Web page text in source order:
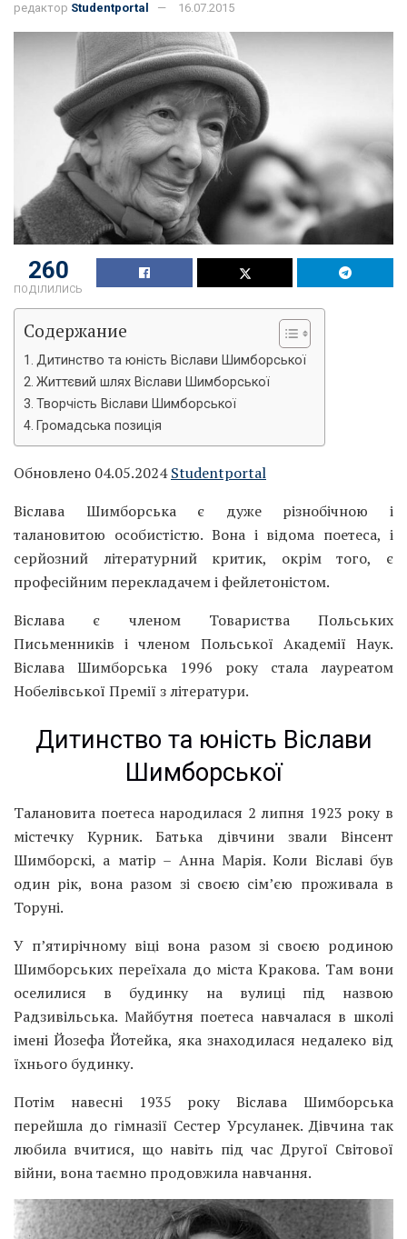
редактор Studentportal 16.07.2015
260
ПОДІЛИЛИСЬ
Содержание
Дитинство та юність Віслави Шимборської
Життєвий шлях Віслави Шимборської
Творчість Віслави Шимборської
Громадська позиція
Обновлено 04.05.2024Studentportal
Віслава Шимборська є дуже різнобічною і
талановитою особистістю. Вона і відома поетеса, і
серйозний літературний критик, окрім того, є
професійним перекладачем і фейлетоністом.
Віслава є членом Товариства Польських
Письменників і членом Польської Академії Наук.
Віслава Шимборська 1996 року стала лауреатом
Нобелівської Премії з літератури.
Дитинство та юність Віслави
Шимборської
Талановита поетеса народилася 2 липня 1923 року в
містечку Курник. Батька дівчини звали Вінсент
Шимборскі, а матір – Анна Марія. Коли Віславі був
один рік, вона разом зі своєю сім’єю проживала в
Торуні.
У п’ятирічному віці вона разом зі своєю родиною
Шимборських переїхала до міста Кракова. Там вони
оселилися в будинку на вулиці під назвою
Радзивільська. Майбутня поетеса навчалася в школі
імені Йозефа Йотейка, яка знаходилася недалеко від
їхнього будинку.
Потім навесні 1935 року Віслава Шимборська
перейшла до гімназії Сестер Урсуланек. Дівчина так
любила вчитися, що навіть під час Другої Світової
війни, вона таємно продовжила навчання.